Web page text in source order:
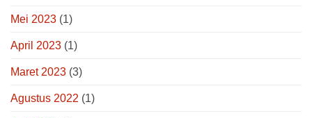
Mei 2023 (1)
April 2023 (1)
Maret 2023 (3)
Agustus 2022 (1)